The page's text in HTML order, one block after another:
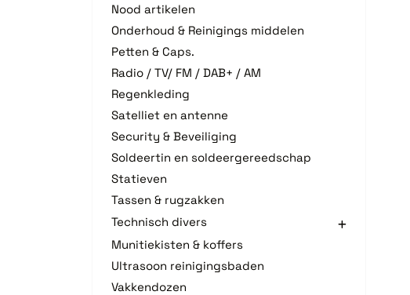
Nood artikelen
Onderhoud & Reinigings middelen
Petten & Caps.
Radio / TV/ FM / DAB+ / AM
Regenkleding
Satelliet en antenne
Security & Beveiliging
Soldeertin en soldeergereedschap
Statieven
Tassen & rugzakken
Technisch divers
Munitiekisten & koffers
Ultrasoon reinigingsbaden
Vakkendozen